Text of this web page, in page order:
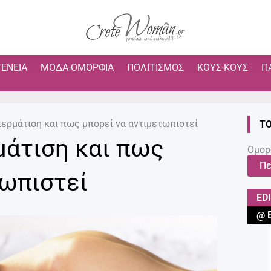
ΜΌΔΑ-ΟΜΟΡΦΙΆ ΠΟΛΙΤΙΣΜΌΣ ΚΟΥΣ-ΚΟΥΣ
και πως μπορεί να αντιμετωπιστεί
και πως
@